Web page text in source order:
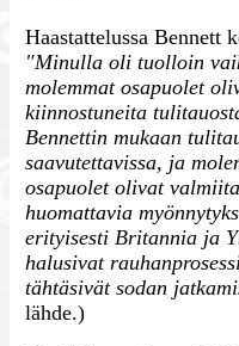
Haastattelussa Bennett
"Minulla oli tuolloin
molemmat osapuolet
kiinnostuneita
Bennettin mukaan
saavutettavissa, ja
osapuolet olivat
huomattavia
erityisesti Britannia ja
halusivat
tähtäsivät sodan
lähde.)